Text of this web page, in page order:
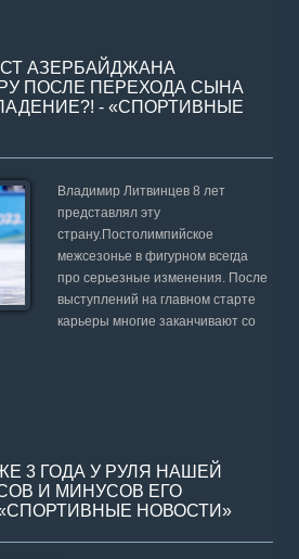
АЗЕРБАЙДЖАНА
ПОСЛЕ ПЕРЕХОДА СЫНА
- «СПОРТИВНЫЕ
Владимир Литвинцев 8 лет
представлял эту
страну.Постолимпийское
межсезонье в фигурном всегда
про серьезные изменения. После
выступлений на главном старте
карьеры многие заканчивают со
3 ГОДА У РУЛЯ НАШЕЙ
И МИНУСОВ ЕГО
НОВОСТИ»